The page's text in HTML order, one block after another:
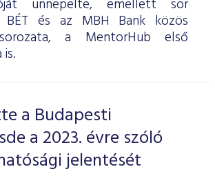
ünnepelte, emellett sor
és az MBH Bank közös
a MentorHub első
a Budapesti
a 2023. évre szóló
jelentését